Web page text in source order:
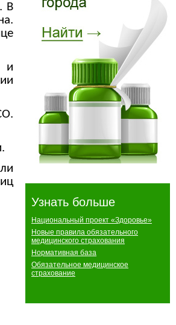
Узнать больше
Национальный проект «Здоровье»
Новые правила обязательного
медицинского страхования
Нормативная база
Обязательное медицинское
страхование
В
и